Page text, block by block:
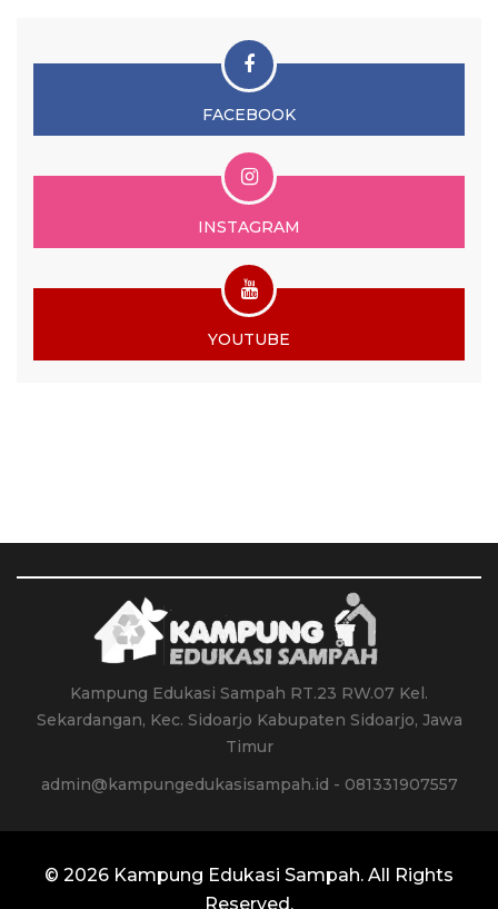
FACEBOOK
INSTAGRAM
YOUTUBE
Kampung Edukasi Sampah RT.23 RW.07 Kel.
Sekardangan, Kec. Sidoarjo Kabupaten Sidoarjo, Jawa
Timur
admin@kampungedukasisampah.id - 081331907557
© 2026 Kampung Edukasi Sampah. All Rights
Reserved.